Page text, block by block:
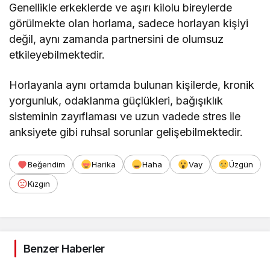
Genellikle erkeklerde ve aşırı kilolu bireylerde
görülmekte olan horlama, sadece horlayan kişiyi
değil, aynı zamanda partnersini de olumsuz
etkileyebilmektedir.
Horlayanla aynı ortamda bulunan kişilerde, kronik
yorgunluk, odaklanma güçlükleri, bağışıklık
sisteminin zayıflaması ve uzun vadede stres ile
anksiyete gibi ruhsal sorunlar gelişebilmektedir.
Beğendim Harika Haha Vay
Üzgün
Kızgın
Benzer Haberler